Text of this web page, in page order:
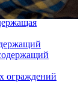
ограждений